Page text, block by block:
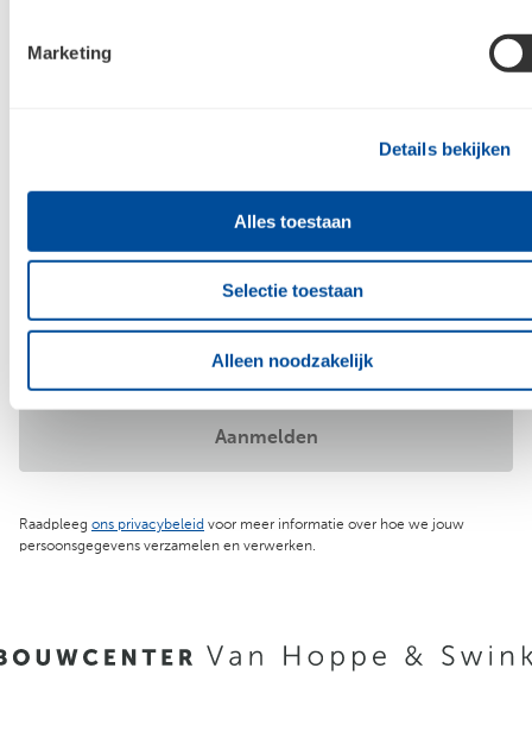
Marketing
Details bekijken
Alles toestaan
Selectie toestaan
Alleen noodzakelijk
& Swinkels. We helpen je graag!
Meld je aan voor de nieuwsbrief en
blijf op de hoogte
Raadpleeg ons privacybeleid voor meer informatie over hoe we jouw
persoonsgegevens verzamelen en verwerken.
Aanmelden